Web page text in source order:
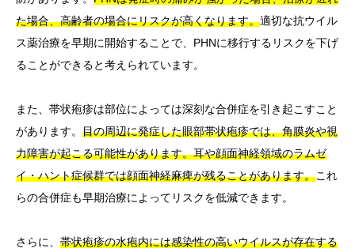
た場合、高齢者の場合にリスクが高くなります。適切な抗ウイル
ス薬治療を早期に開始することで、PHNに移行するリスクを下げ
ることができると考えられています。
また、帯状疱疹は部位によっては深刻な合併症を引き起こすこと
があります。 目の周辺に発症した眼部帯状疱疹では、角膜炎や視
力障害が起こる可能性があります。耳や顔面神経領域のラムゼ
イ・ハント症候群では顔面神経麻痺が残ることがあります。これ
らの合併症も早期治療によってリスクを低減できます。
さらに、 帯状疱疹の水疱内には感染性の高いウイルスが存在する